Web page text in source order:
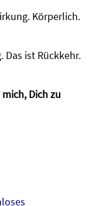
Körperlich.
Das ist Rückkehr.
Dich zu